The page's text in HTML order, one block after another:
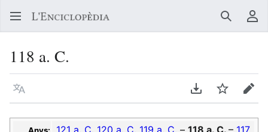
Buscar
118 a. C.
Llegir en un atre idioma Descarregar en
Vigilar